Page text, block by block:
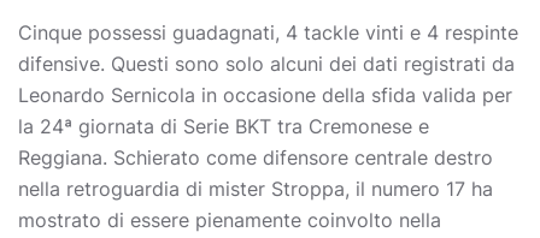
Cinque possessi guadagnati, 4 tackle vinti e 4 respinte
difensive. Questi sono solo alcuni dei dati registrati da
Leonardo Sernicola in occasione della sfida valida per
la 24ª giornata di Serie BKT tra Cremonese e
Reggiana. Schierato come difensore centrale destro
nella retroguardia di mister Stroppa, il numero 17 ha
mostrato di essere pienamente coinvolto nella